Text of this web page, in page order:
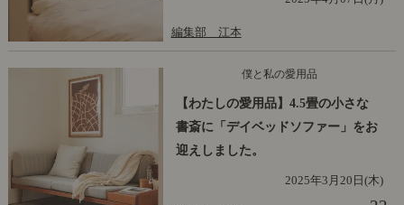
編集部 江本
僕と私の愛用品
【わたしの愛用品】4.5畳の小さな
書斎に「デイベッドソファー」をお
迎えしました。
2025年3月20日(木)